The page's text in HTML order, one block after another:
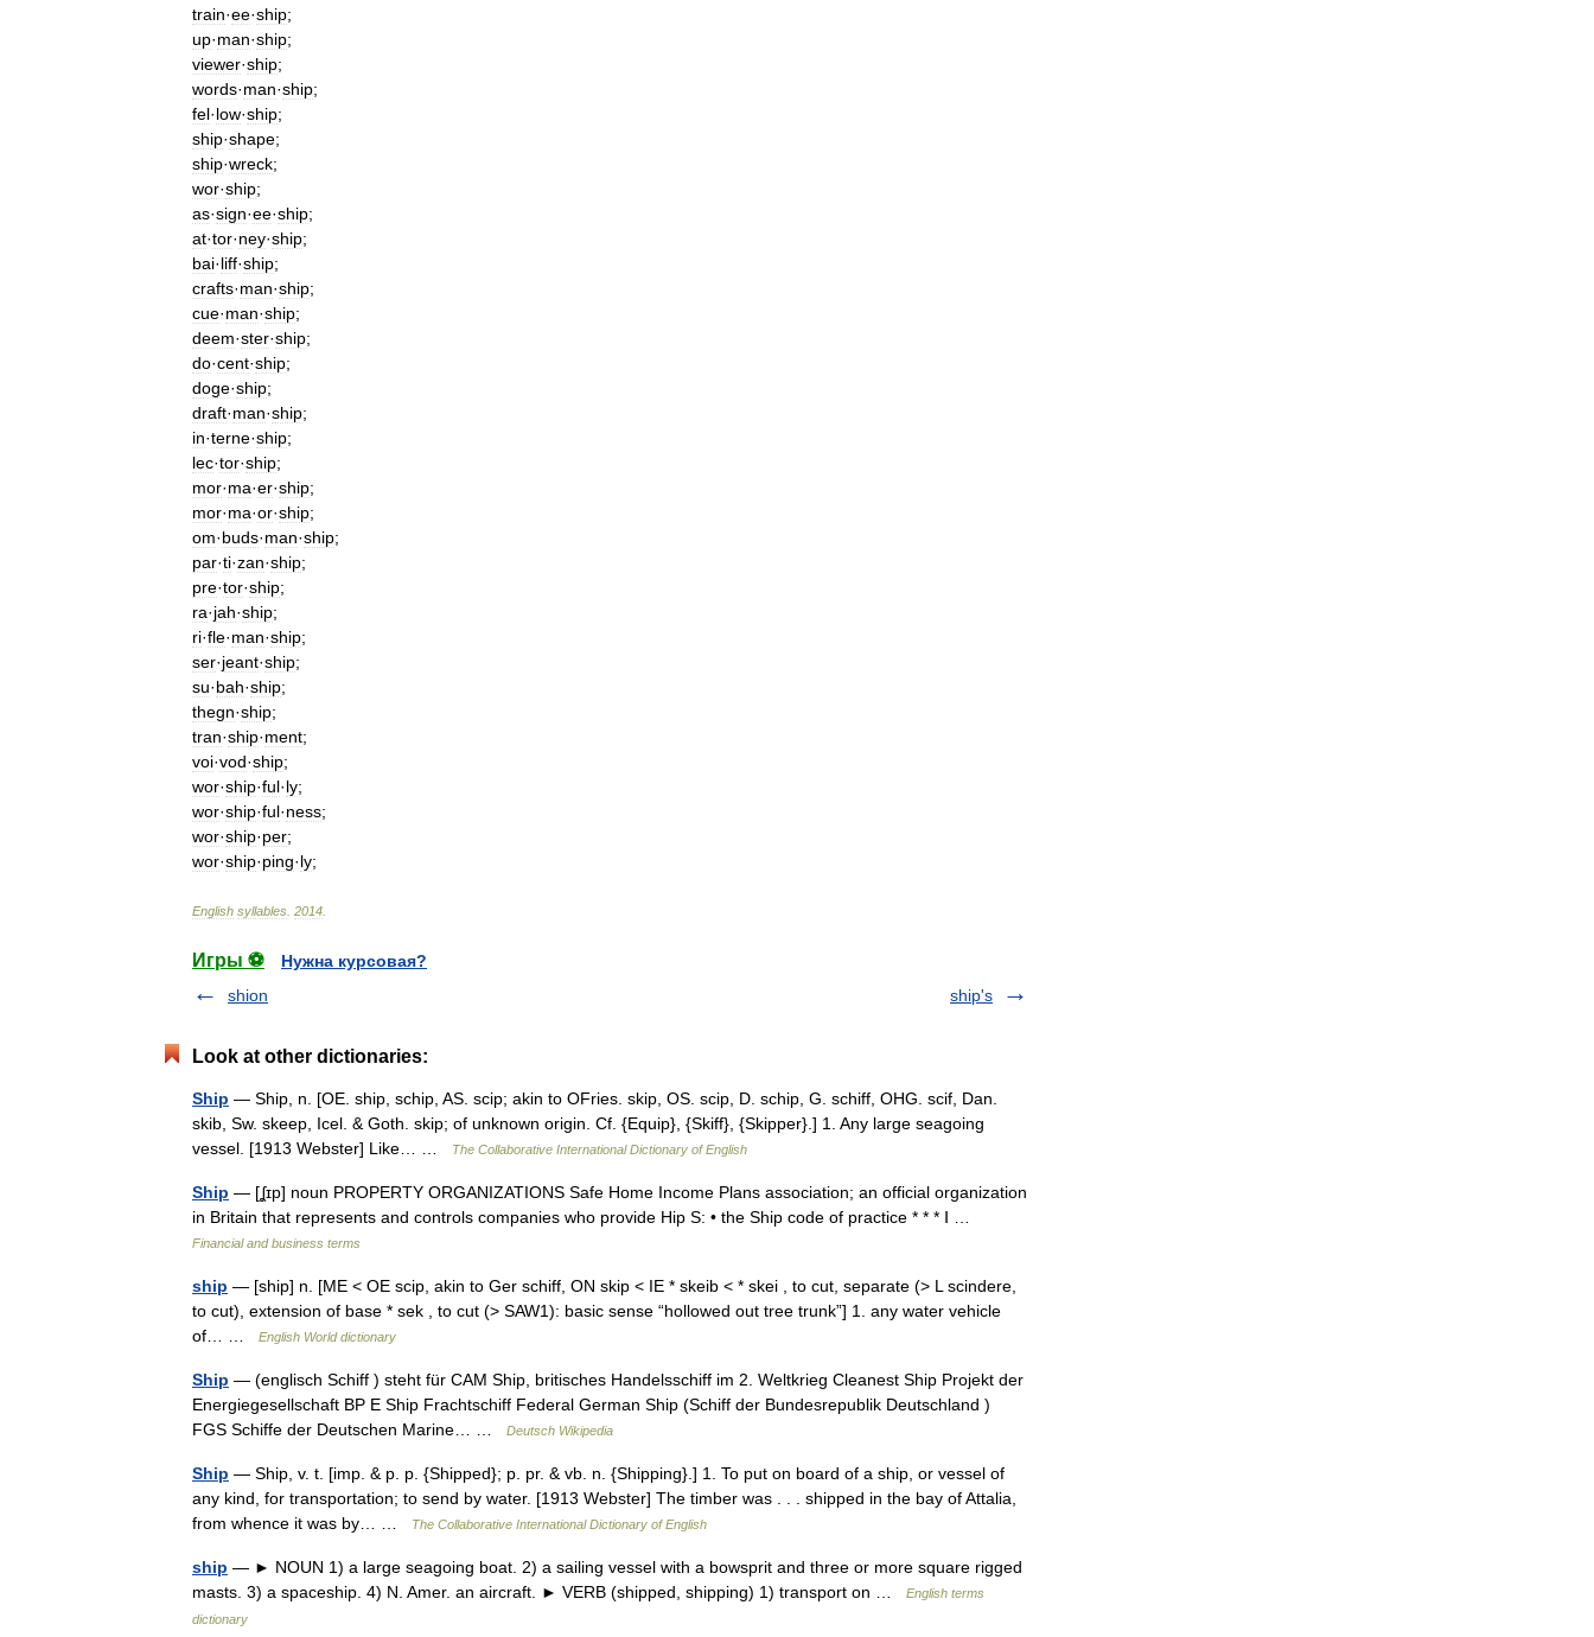
train·ee·ship;
up·man·ship;
viewer·ship;
words·man·ship;
fel·low·ship;
ship·shape;
ship·wreck;
wor·ship;
as·sign·ee·ship;
at·tor·ney·ship;
bai·liff·ship;
crafts·man·ship;
cue·man·ship;
deem·ster·ship;
do·cent·ship;
doge·ship;
draft·man·ship;
in·terne·ship;
lec·tor·ship;
mor·ma·er·ship;
mor·ma·or·ship;
om·buds·man·ship;
par·ti·zan·ship;
pre·tor·ship;
ra·jah·ship;
ri·fle·man·ship;
ser·jeant·ship;
su·bah·ship;
thegn·ship;
tran·ship·ment;
voi·vod·ship;
wor·ship·ful·ly;
wor·ship·ful·ness;
wor·ship·per;
wor·ship·ping·ly;
English syllables 2014
Игры ⚽
Нужна курсовая?
shion
ship's
Look at other dictionaries:
Ship — Ship, n. [OE. ship, schip, AS. scip; akin to OFries. skip, OS. scip, D. schip, G. schiff, OHG. scif, Dan.
skib, Sw. skeep, Icel. & Goth. skip; of unknown origin. Cf. {Equip}, {Skiff}, {Skipper}.] 1. Any large seagoing
vessel. [1913 Webster] Like… …
The Collaborative International Dictionary of English
Ship — [ʆɪp] noun PROPERTY ORGANIZATIONS Safe Home Income Plans association; an official organization
in Britain that represents and controls companies who provide Hip S: • the Ship code of practice * * * Ⅰ …
Financial and business terms
ship — [ship] n. [ME < OE scip, akin to Ger schiff, ON skip < IE * skeib < * skei , to cut, separate (> L scindere,
to cut), extension of base * sek , to cut (> SAW1): basic sense “hollowed out tree trunk”] 1. any water vehicle
of… …
English World dictionary
Ship — (englisch Schiff ) steht für CAM Ship, britisches Handelsschiff im 2. Weltkrieg Cleanest Ship Projekt der
Energiegesellschaft BP E Ship Frachtschiff Federal German Ship (Schiff der Bundesrepublik Deutschland )
FGS Schiffe der Deutschen Marine… …
Deutsch Wikipedia
Ship — Ship, v. t. [imp. & p. p. {Shipped}; p. pr. & vb. n. {Shipping}.] 1. To put on board of a ship, or vessel of
any kind, for transportation; to send by water. [1913 Webster] The timber was . . . shipped in the bay of Attalia,
from whence it was by… …
The Collaborative International Dictionary of English
ship — ► NOUN 1) a large seagoing boat. 2) a sailing vessel with a bowsprit and three or more square rigged
masts. 3) a spaceship. 4) N. Amer. an aircraft. ► VERB (shipped, shipping) 1) transport on …
English terms
dictionary